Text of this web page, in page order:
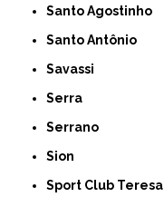
Santo Agostinho
Santo Antônio
Savassi
Serra
Serrano
Sion
Sport Club Teresa